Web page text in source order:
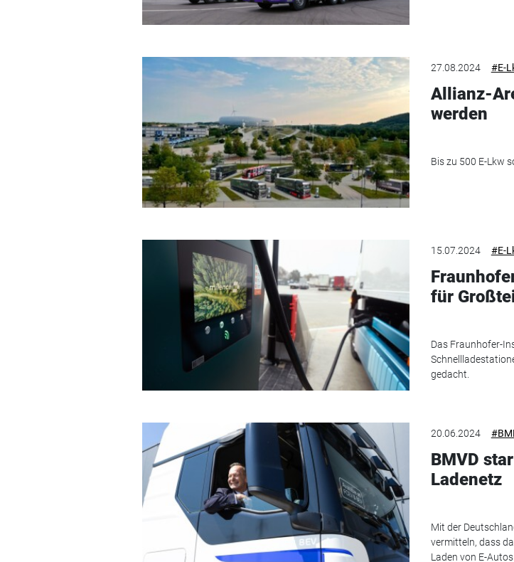
27.08.2024 #E-
Allianz-
werden
Bis zu 500 E-Lkw
15.07.2024 #E-
für
Das Fraunhofer-
gedacht.
20.06.2024
BMVD
Ladenetz
Mit der
vermitteln, dass
Laden von E-